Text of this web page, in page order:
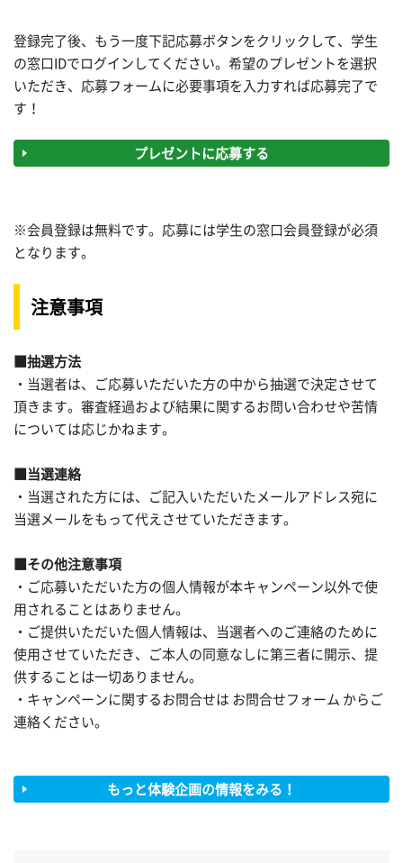
登録完了後、もう一度下記応募ボタンをクリックして、学生
の窓口IDでログインしてください。希望のプレゼントを選択
いただき、応募フォームに必要事項を入力すれば応募完了で
す！
プレゼントに応募する
※会員登録は無料です。応募には学生の窓口会員登録が必須
となります。
注意事項
■抽選方法
・当選者は、ご応募いただいた方の中から抽選で決定させて
頂きます。審査経過および結果に関するお問い合わせや苦情
については応じかねます。
■当選連絡
・当選された方には、ご記入いただいたメールアドレス宛に
当選メールをもって代えさせていただきます。
■その他注意事項
・ご応募いただいた方の個人情報が本キャンペーン以外で使
用されることはありません。
・ご提供いただいた個人情報は、当選者へのご連絡のために
使用させていただき、ご本人の同意なしに第三者に開示、提
供することは一切ありません。
・キャンペーンに関するお問合せは お問合せフォーム からご
連絡ください。
もっと体験企画の情報をみる！